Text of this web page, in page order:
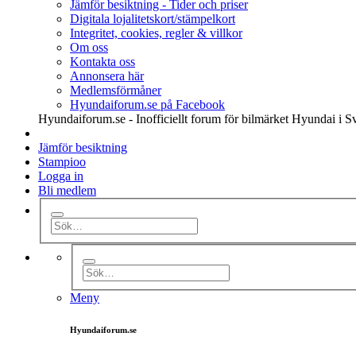
Jämför besiktning - Tider och priser
Digitala lojalitetskort/stämpelkort
Integritet, cookies, regler & villkor
Om oss
Kontakta oss
Annonsera här
Medlemsförmåner
Hyundaiforum.se på Facebook
Hyundaiforum.se - Inofficiellt forum för bilmärket Hyundai i
Jämför besiktning
Stampioo
Logga in
Bli medlem
Meny
Hyundaiforum.se